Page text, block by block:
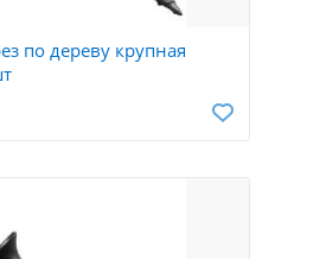
по дереву крупная